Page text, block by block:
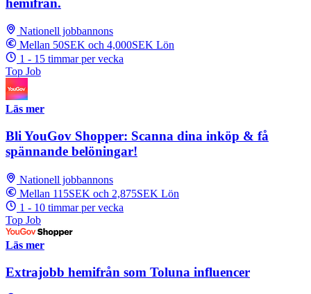
hemifrån.
Nationell jobbannons
Mellan 50SEK och 4,000SEK Lön
1 - 15 timmar per vecka
Top Job
Läs mer
Bli YouGov Shopper: Scanna dina inköp & få
spännande belöningar!
Nationell jobbannons
Mellan 115SEK och 2,875SEK Lön
1 - 10 timmar per vecka
Top Job
Läs mer
Extrajobb hemifrån som Toluna influencer